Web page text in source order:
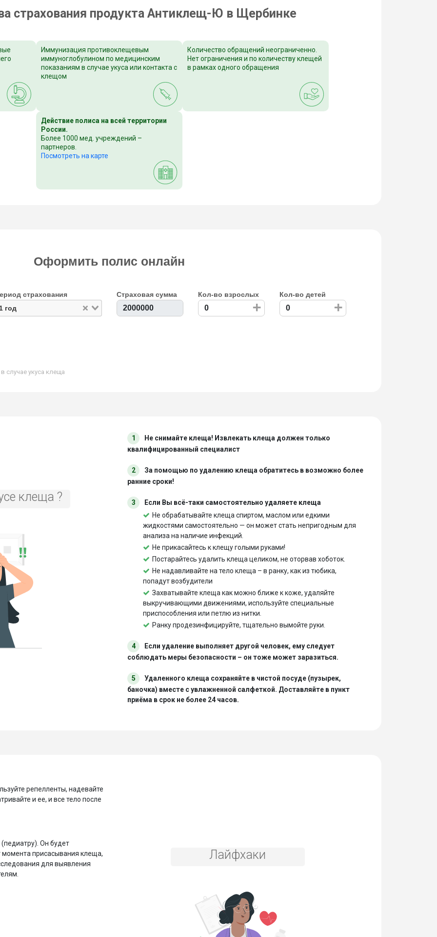
страхования продукта Антиклещ-Ю в Щербинке
Иммунизация противоклещевым
иммуноглобулином по медицинским
показаниям в случае укуса или контакта с
клещом
Количество обращений неограниченно.
Нет ограничения и по количеству клещей
в рамках одного обращения
Действие полиса на всей территории
России.
Более 1000 мед. учреждений –
партнеров.
Посмотреть на карте
Оформить полис онлайн
страхования
1 год
Страховая сумма Кол-во взрослых
+
Кол-во детей
+
случае укуса клеща
клеща ?
1
Не снимайте клеща! Извлекать клеща должен только
квалифицированный специалист
2
За помощью по удалению клеща обратитесь в возможно более
ранние сроки!
3
Если Вы всё-таки самостоятельно удаляете клеща
Не обрабатывайте клеща спиртом, маслом или едкими
жидкостями самостоятельно — он может стать непригодным для
анализа на наличие инфекций.
Не прикасайтесь к клещу голыми руками!
Постарайтесь удалить клеща целиком, не оторвав хоботок.
Не надавливайте на тело клеща – в ранку, как из тюбика,
попадут возбудители
Захватывайте клеща как можно ближе к коже, удаляйте
выкручивающими движениями, используйте специальные
приспособления или петлю из нитки.
Ранку продезинфицируйте, тщательно вымойте руки.
4
Если удаление выполняет другой человек, ему следует
соблюдать меры безопасности – он тоже может заразиться.
5
Удаленного клеща сохраняйте в чистой посуде (пузырек,
баночка) вместе с увлажненной салфеткой. Доставляйте в пункт
приёма в срок не более 24 часов.
репелленты, надевайте
и ее, и все тело после
Он будет
момента присасывания клеща,
для выявления
Лайфхаки